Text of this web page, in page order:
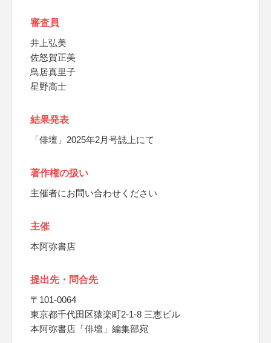
審査員
井上弘美
佐怒賀正美
鳥居真里子
星野高士
結果発表
「俳壇」2025年2月号誌上にて
著作権の扱い
主催者にお問い合わせください
主催
本阿弥書店
提出先・問合先
〒101-0064
東京都千代田区猿楽町2-1-8 三恵ビル
本阿弥書店「俳壇」編集部宛